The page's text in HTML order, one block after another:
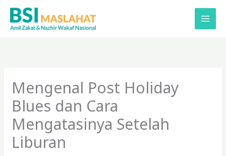
Lewati
konten
Mengenal Post Holiday
Blues dan Cara
Mengatasinya Setelah
Liburan